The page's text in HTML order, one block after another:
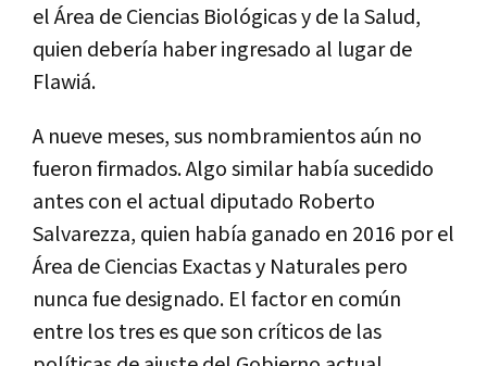
el Área de Ciencias Biológicas y de la Salud,
quien debería haber ingresado al lugar de
Flawiá.
A nueve meses, sus nombramientos aún no
fueron firmados. Algo similar había sucedido
antes con el actual diputado Roberto
Salvarezza, quien había ganado en 2016 por el
Área de Ciencias Exactas y Naturales pero
nunca fue designado. El factor en común
entre los tres es que son críticos de las